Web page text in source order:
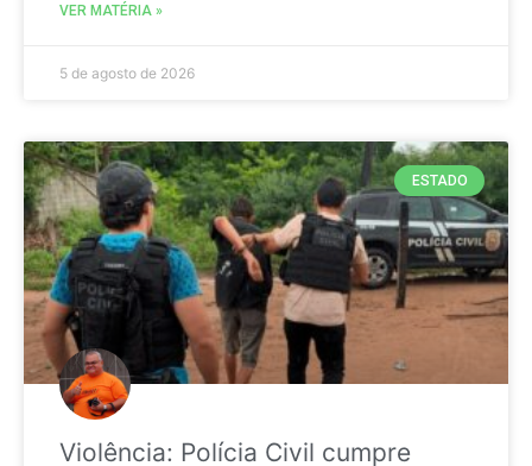
VER MATÉRIA »
5 de agosto de 2026
ESTADO
Violência: Polícia Civil cumpre